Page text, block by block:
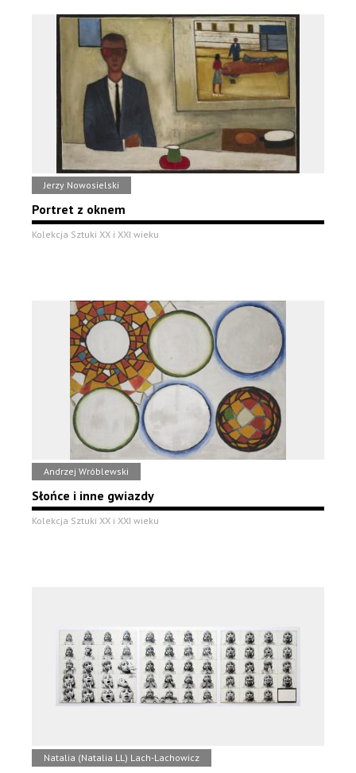
Jerzy Nowosielski
Portret z oknem
Kolekcja Sztuki XX i XXI wieku
Andrzej Wróblewski
Słońce i inne gwiazdy
Kolekcja Sztuki XX i XXI wieku
Natalia (Natalia LL) Lach-Lachowicz